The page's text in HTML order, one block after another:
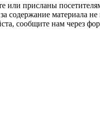
присланы
содержание материала
сообщите нам через